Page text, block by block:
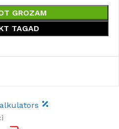
GROZAM
TAGAD